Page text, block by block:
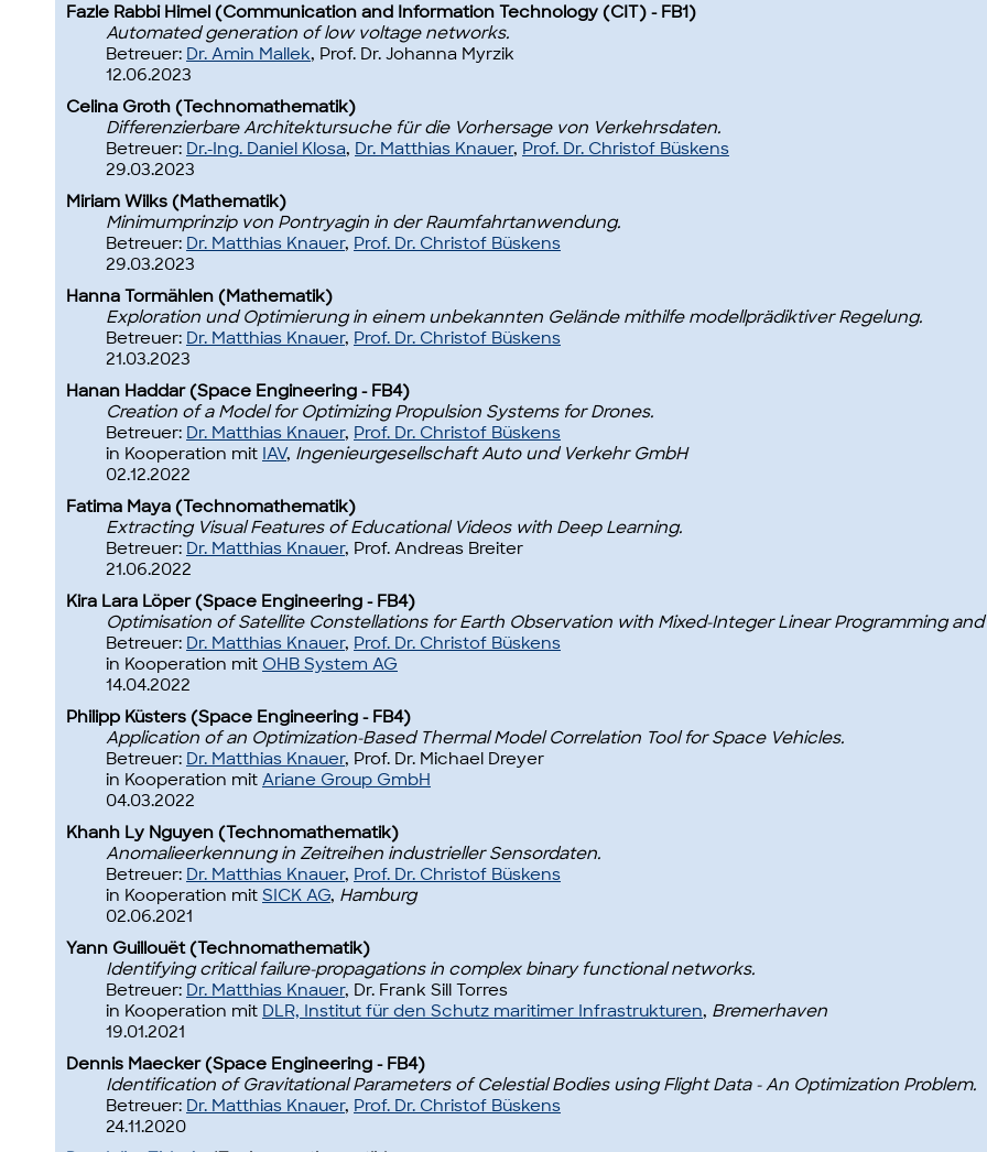
Fazle Rabbi Himel (Communication and Information Technology (CIT) - FB1)
Automated generation of low voltage networks.
Betreuer: Dr. Amin Mallek, Prof. Dr. Johanna Myrzik
12.06.2023
Celina Groth (Technomathematik)
Differenzierbare Architektursuche für die Vorhersage von Verkehrsdaten.
Betreuer: Dr.-Ing. Daniel Klosa, Dr. Matthias Knauer, Prof. Dr. Christof Büskens
29.03.2023
Miriam Wilks (Mathematik)
Minimumprinzip von Pontryagin in der Raumfahrtanwendung.
Betreuer: Dr. Matthias Knauer, Prof. Dr. Christof Büskens
29.03.2023
Hanna Tormählen (Mathematik)
Exploration und Optimierung in einem unbekannten Gelände mithilfe modellprädiktiver Regelung.
Betreuer: Dr. Matthias Knauer, Prof. Dr. Christof Büskens
21.03.2023
Hanan Haddar (Space Engineering - FB4)
Creation of a Model for Optimizing Propulsion Systems for Drones.
Betreuer: Dr. Matthias Knauer, Prof. Dr. Christof Büskens
in Kooperation mit IAV, Ingenieurgesellschaft Auto und Verkehr GmbH
02.12.2022
Fatima Maya (Technomathematik)
Extracting Visual Features of Educational Videos with Deep Learning.
Betreuer: Dr. Matthias Knauer, Prof. Andreas Breiter
21.06.2022
Kira Lara Löper (Space Engineering - FB4)
Optimisation of Satellite Constellations for Earth Observation with Mixed-Integer Linear Programming
Betreuer: Dr. Matthias Knauer, Prof. Dr. Christof Büskens
in Kooperation mit OHB System AG
14.04.2022
Philipp Küsters (Space Engineering - FB4)
Application of an Optimization-Based Thermal Model Correlation Tool for Space Vehicles.
Betreuer: Dr. Matthias Knauer, Prof. Dr. Michael Dreyer
in Kooperation mit Ariane Group GmbH
04.03.2022
Khanh Ly Nguyen (Technomathematik)
Anomalieerkennung in Zeitreihen industrieller Sensordaten.
Betreuer: Dr. Matthias Knauer, Prof. Dr. Christof Büskens
in Kooperation mit SICK AG, Hamburg
02.06.2021
Yann Guillouët (Technomathematik)
Identifying critical failure-propagations in complex binary functional networks.
Betreuer: Dr. Matthias Knauer, Dr. Frank Sill Torres
in Kooperation mit DLR, Institut für den Schutz maritimer Infrastrukturen, Bremerhaven
19.01.2021
Dennis Maecker (Space Engineering - FB4)
Identification of Gravitational Parameters of Celestial Bodies using Flight Data - An Optimization Problem.
Betreuer: Dr. Matthias Knauer, Prof. Dr. Christof Büskens
24.11.2020